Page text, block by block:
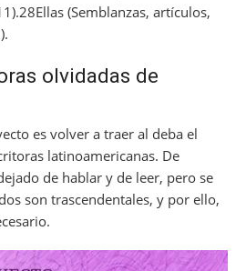
(Semblanzas, artículos,
olvidadas de
es volver a traer al deba el
latinoamericanas. De
de hablar y de leer, pero se
son trascendentales, y por ello,